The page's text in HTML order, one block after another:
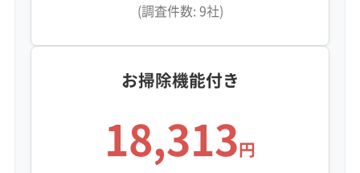
(調査件数: 9社)
お掃除機能付き
18,313円